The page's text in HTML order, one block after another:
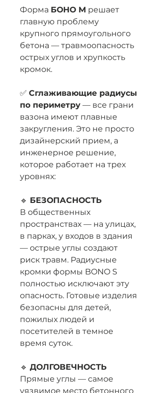
Форма БОНО M решает
главную проблему
крупного прямоугольного
бетона — травмоопасность
острых углов и хрупкость
кромок.
✅ Сглаживающие радиусы
по периметру — все грани
вазона имеют плавные
закругления. Это не просто
дизайнерский прием, а
инженерное решение,
которое работает на трех
уровнях:
🔹 БЕЗОПАСНОСТЬ
В общественных
пространствах — на улицах,
в парках, у входов в здания
— острые углы создают
риск травм. Радиусные
кромки формы BONO S
полностью исключают эту
опасность. Готовые изделия
безопасны для детей,
пожилых людей и
посетителей в темное
время суток.
🔹 ДОЛГОВЕЧНОСТЬ
Прямые углы — самое
уязвимое место бетонного